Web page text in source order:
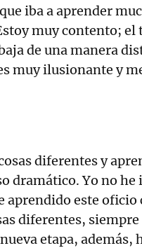
iba a aprender
muy contento; el
de una manera
muy ilusionante y
diferentes y
dramático. Yo no he
aprendido este oficio
diferentes, siempre
etapa, además,